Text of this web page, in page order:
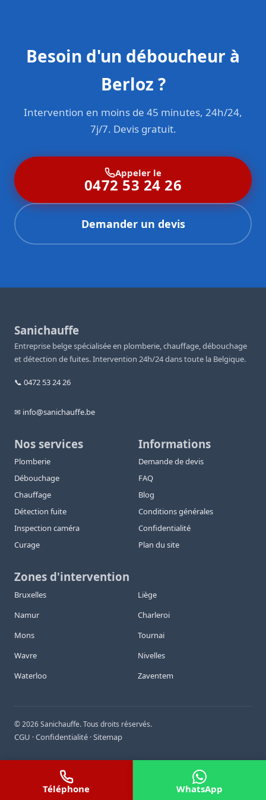
Besoin d'un déboucheur à
Berloz ?
Intervention en moins de 45 minutes, 24h/24,
7j/7. Devis gratuit.
Appeler le
0472 53 24 26
Demander un devis
Sanichauffe
Entreprise belge spécialisée en plomberie, chauffage, débouchage
et détection de fuites. Intervention 24h/24 dans toute la Belgique.
📞 0472 53 24 26
✉ info@sanichauffe.be
Nos services
Plomberie
Débouchage
Chauffage
Détection fuite
Inspection caméra
Curage
Informations
Demande de devis
FAQ
Blog
Conditions générales
Confidentialité
Plan du site
Zones d'intervention
Bruxelles
Liège
Namur
Charleroi
Mons
Tournai
Wavre
Nivelles
Waterloo
Zaventem
©2026Sanichauffe. Tous droits réservés.
CGU ·Confidentialité ·Sitemap